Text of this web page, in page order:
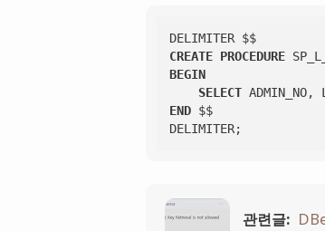
CREATE PROCEDURE
BEGIN
SELECT ADMIN_NO,
END $$
관련글: